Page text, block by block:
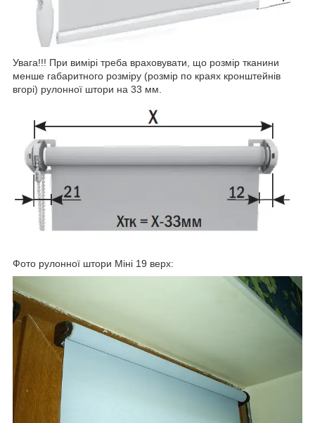
Увага!!! При вимірі треба враховувати, що розмір тканини
менше габаритного розміру (розмір по краях кронштейнів
вгорі) рулонної штори на 33 мм.
Фото рулонної штори Міні 19 верх: